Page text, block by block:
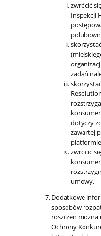
zwrócić
Inspekcji
zadań
dotyczy
zawartej
zwrócić
umowy.
Dodatkowe
sposobów
roszczeń można
Ochrony